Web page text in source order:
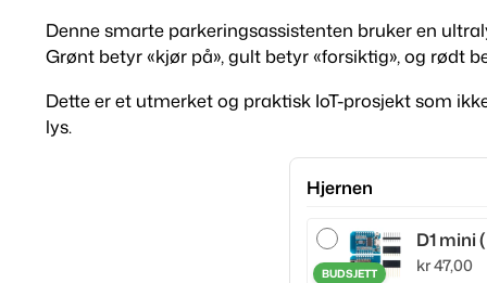
Denne smarte parkeringsassistenten bruker en
Grønt betyr «kjør på», gult betyr «forsiktig», og rødt
Dette er et utmerket og praktisk IoT-prosjekt som
lys.
Hjernen
BUDSJETT
D1 mini
kr47,00